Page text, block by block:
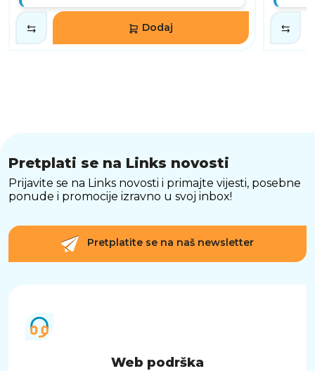
Dodaj
Pretplati se na Links novosti
Prijavite se na Links novosti i primajte vijesti, posebne
ponude i promocije izravno u svoj inbox!
Pretplatite se na naš newsletter
Web podrška